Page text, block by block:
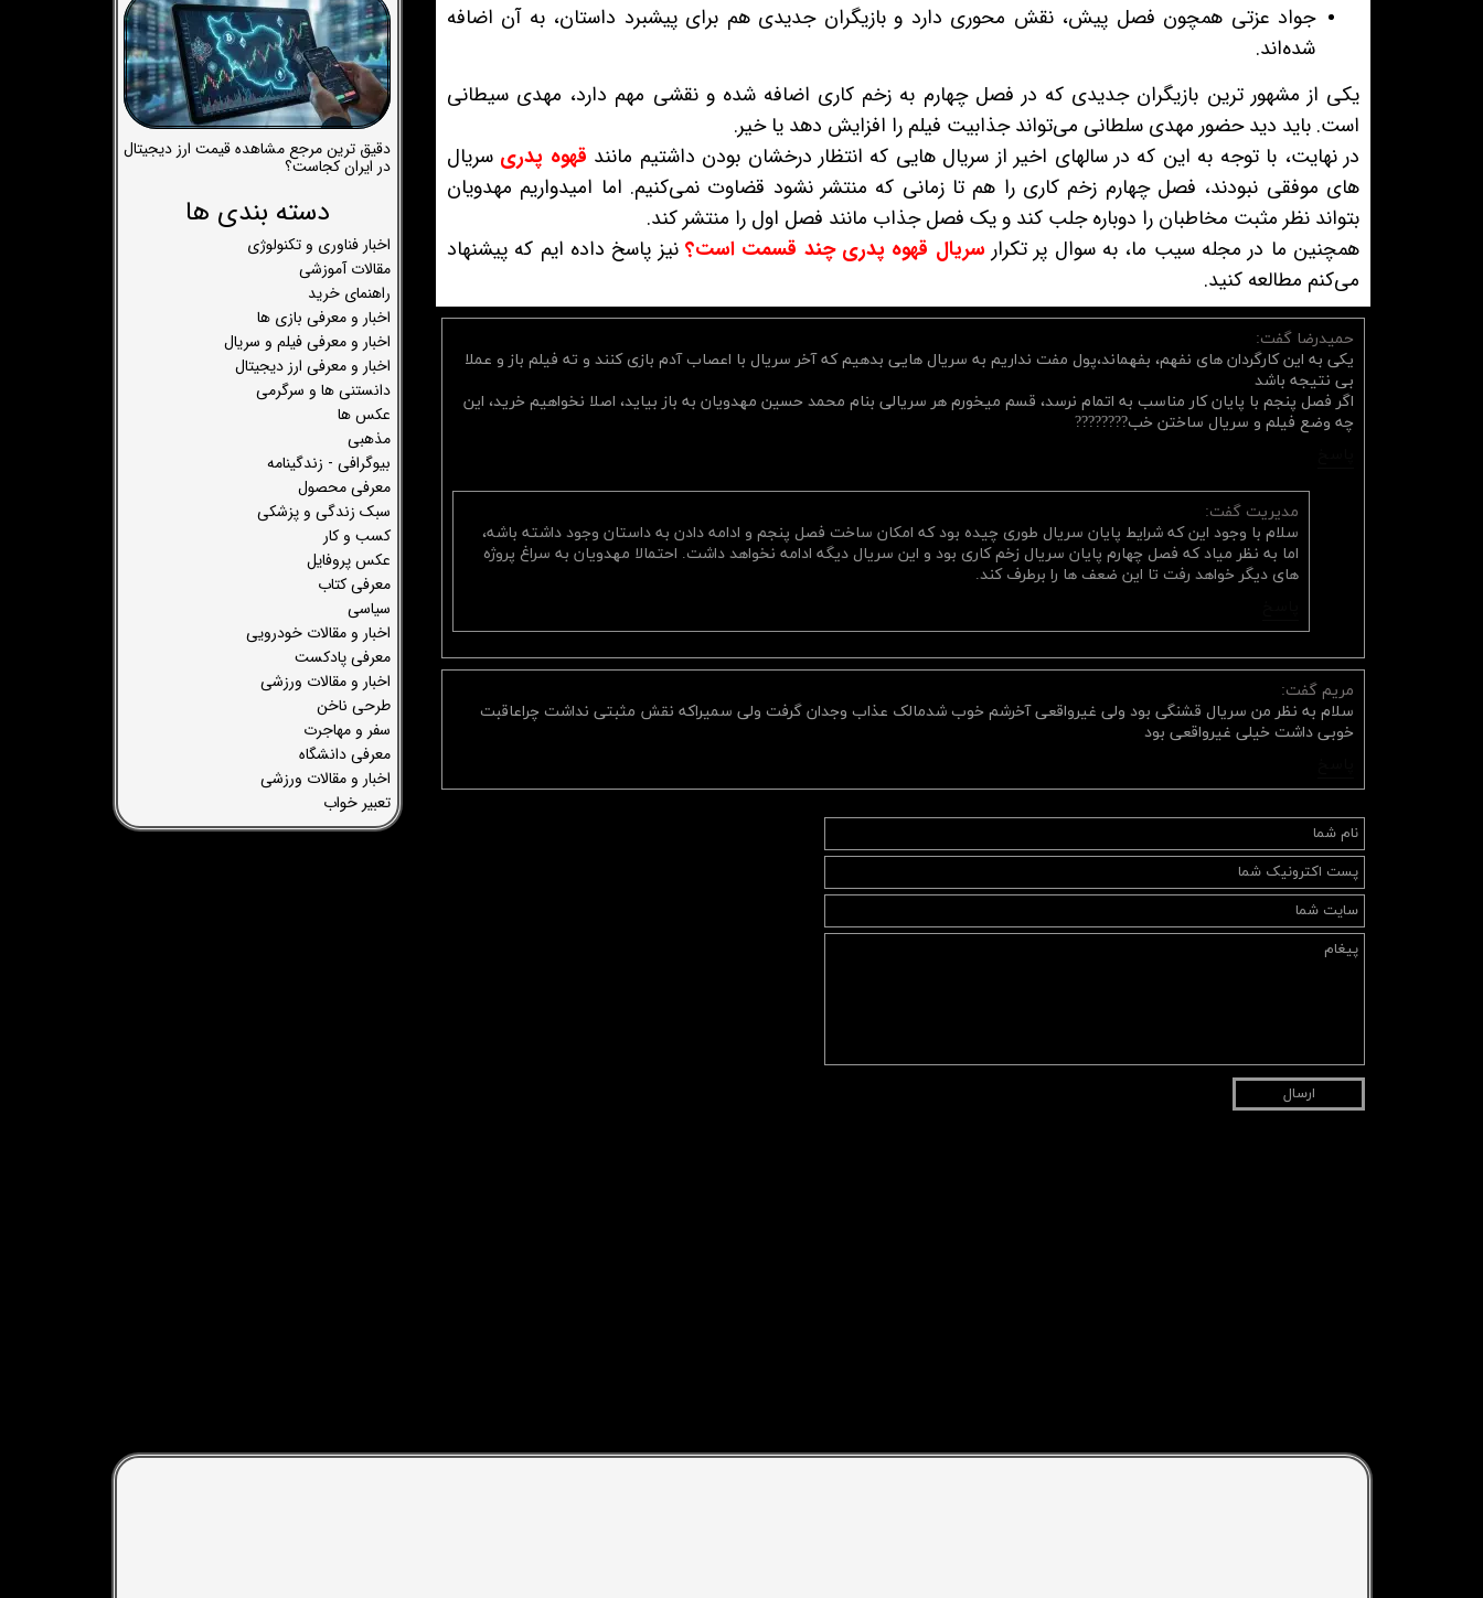
جواد عزتی همچون فصل پیش، نقش محوری دارد و بازیگران جدیدی هم برای پیشبرد داستان، به آن اضافه
شده‌اند.
یکی از مشهور ترین بازیگران جدیدی که در فصل چهارم به زخم کاری اضافه شده و نقشی مهم دارد، مهدی سیطانی
است. باید دید حضور مهدی سلطانی می‌تواند جذابیت فیلم را افزایش دهد یا خیر.
در نهایت، با توجه به این که در سالهای اخیر از سریال هایی که انتظار درخشان بودن داشتیم مانند قهوه پدری سریال
های موفقی نبودند، فصل چهارم زخم کاری را هم تا زمانی که منتشر نشود قضاوت نمی‌کنیم. اما امیدواریم مهدویان
بتواند نظر مثبت مخاطبان را دوباره جلب کند و یک فصل جذاب مانند فصل اول را منتشر کند.
همچنین ما در مجله سیب ما، به سوال پر تکرار سریال قهوه پدری چند قسمت است؟نیز پاسخ داده ایم که پیشنهاد
می‌کنم مطالعه کنید.
حمیدرضا گفت:
یکی به این کارگردان های نفهم، بفهماند،پول مفت نداریم به سریال هایی بدهیم که آخر سریال با اعصاب آدم بازی کنند و ته فیلم باز و عملا
بی نتیجه باشد
اگر فصل پنجم با پایان کار مناسب به اتمام نرسد، قسم میخورم هر سریالی بنام محمد حسین مهدویان به باز بیاید، اصلا نخواهیم خرید، این
چه وضع فیلم و سریال ساختن خب????????
مدیریت گفت:
سلام با وجود این که شرایط پایان سریال طوری چیده بود که امکان ساخت فصل پنجم و ادامه دادن به داستان وجود داشته باشه،
اما به نظر میاد که فصل چهارم پایان سریال زخم کاری بود و این سریال دیگه ادامه نخواهد داشت. احتمالا مهدویان به سراغ پروژه
های دیگر خواهد رفت تا این ضعف ها را برطرف کند.
مریم گفت:
سلام به نظر من سریال قشنگی بود ولی غیرواقعی آخرشم خوب شدمالک عذاب وجدان گرفت ولی سمیراکه نقش مثبتی نداشت چراعاقبت
خوبی داشت خیلی غیرواقعی بود
ارسال
دقیق ترین مرجع مشاهده قیمت ارز دیجیتال
در ایران کجاست؟
دسته بندی ها
اخبار فناوری و تکنولوژی
مقالات آموزشی
راهنمای خرید
اخبار و معرفی بازی ها
اخبار و معرفی فیلم و سریال
اخبار و معرفی ارز دیجیتال
دانستنی ها و سرگرمی
عکس ها
مذهبی
بیوگرافی - زندگینامه
معرفی محصول
سبک زندگی و پزشکی
کسب و کار
عکس پروفایل
معرفی کتاب
سیاسی
اخبار و مقالات خودرویی
معرفی پادکست
اخبار و مقالات ورزشی
طرحی ناخن
سفر و مهاجرت
معرفی دانشگاه
اخبار و مقالات ورزشی
تعبیر خواب